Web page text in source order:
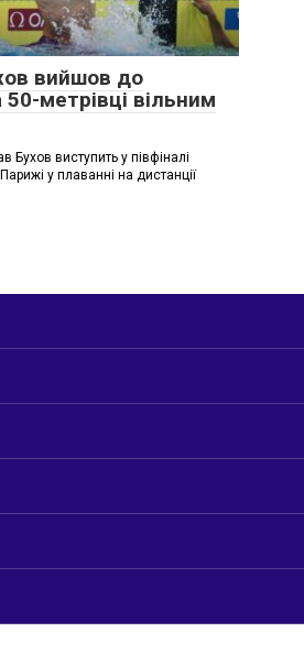
вийшов до
50-метрівці вільним
Бухов виступить у півфіналі
у плаванні на дистанції